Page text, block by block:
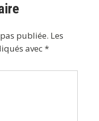
publiée. Les
avec*